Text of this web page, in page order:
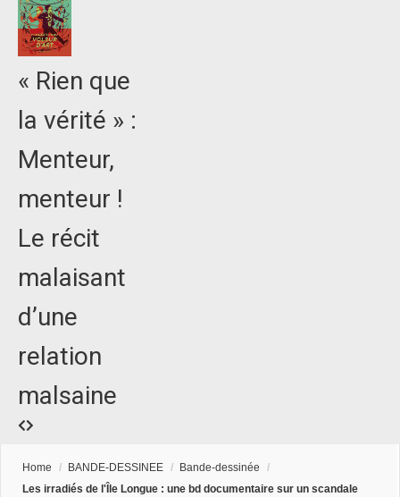
« Rien que
la vérité » :
Menteur,
menteur !
Le récit
malaisant
d’une
relation
malsaine
Home / BANDE-DESSINEE / Bande-dessinée
/
Les irradiés de l'Île Longue : une bd documentaire sur un scandale